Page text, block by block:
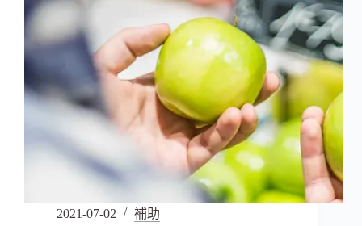
2021-07-02 補助